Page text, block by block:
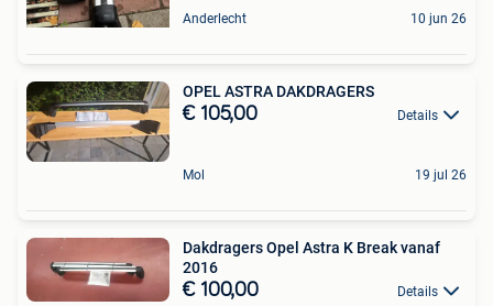
Anderlecht 10 jun 26
OPEL ASTRA DAKDRAGERS
€ 105,00 Details
Mol 19 jul 26
Dakdragers Opel Astra K Break vanaf
2016
€ 100,00 Details